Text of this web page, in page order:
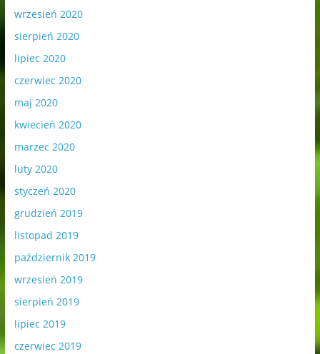
wrzesień 2020
sierpień 2020
lipiec 2020
czerwiec 2020
maj 2020
kwiecień 2020
marzec 2020
luty 2020
styczeń 2020
grudzień 2019
listopad 2019
październik 2019
wrzesień 2019
sierpień 2019
lipiec 2019
czerwiec 2019